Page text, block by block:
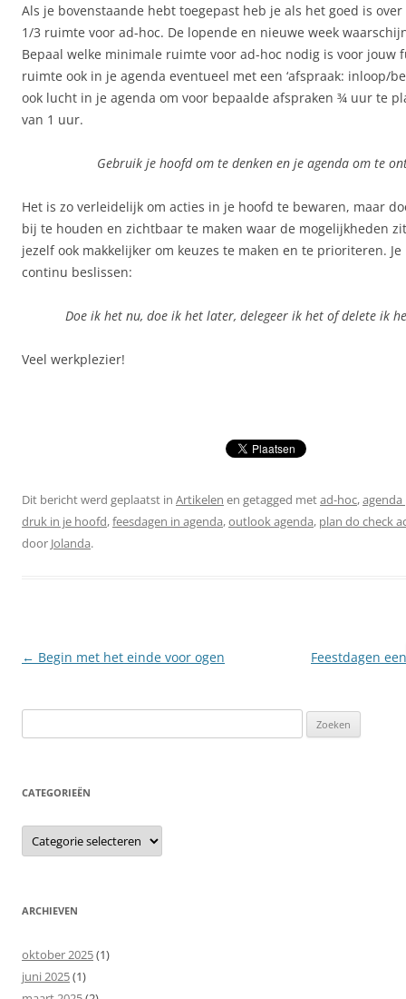
Als je bovenstaande hebt toegepast heb je als het goed is over
1/3 ruimte voor ad-hoc. De lopende en nieuwe week
Bepaal welke minimale ruimte voor ad-hoc nodig is voor jouw
ruimte ook in je agenda eventueel met een ‘afspraak: inloop/
ook lucht in je agenda om voor bepaalde afspraken ¾ uur te
van 1 uur.
Gebruik je hoofd om te denken en je agenda om te
Het is zo verleidelijk om acties in je hoofd te bewaren, maar
bij te houden en zichtbaar te maken waar de mogelijkheden
jezelf ook makkelijker om keuzes te maken en te prioriteren.
continu beslissen:
Doe ik het nu, doe ik het later, delegeer ik het of delete ik
Veel werkplezier!
Dit bericht werd geplaatst in Artikelen en getagged metad-hoc,
druk in je hoofd,feesdagen in agenda,outlook agenda, plan do check
door Jolanda.
Berichtnavigatie
← Begin met het einde voor ogen Feestdagen
naar:
CATEGORIEËN
Categorieën
ARCHIEVEN
oktober 2025(1)
juni 2025(1)